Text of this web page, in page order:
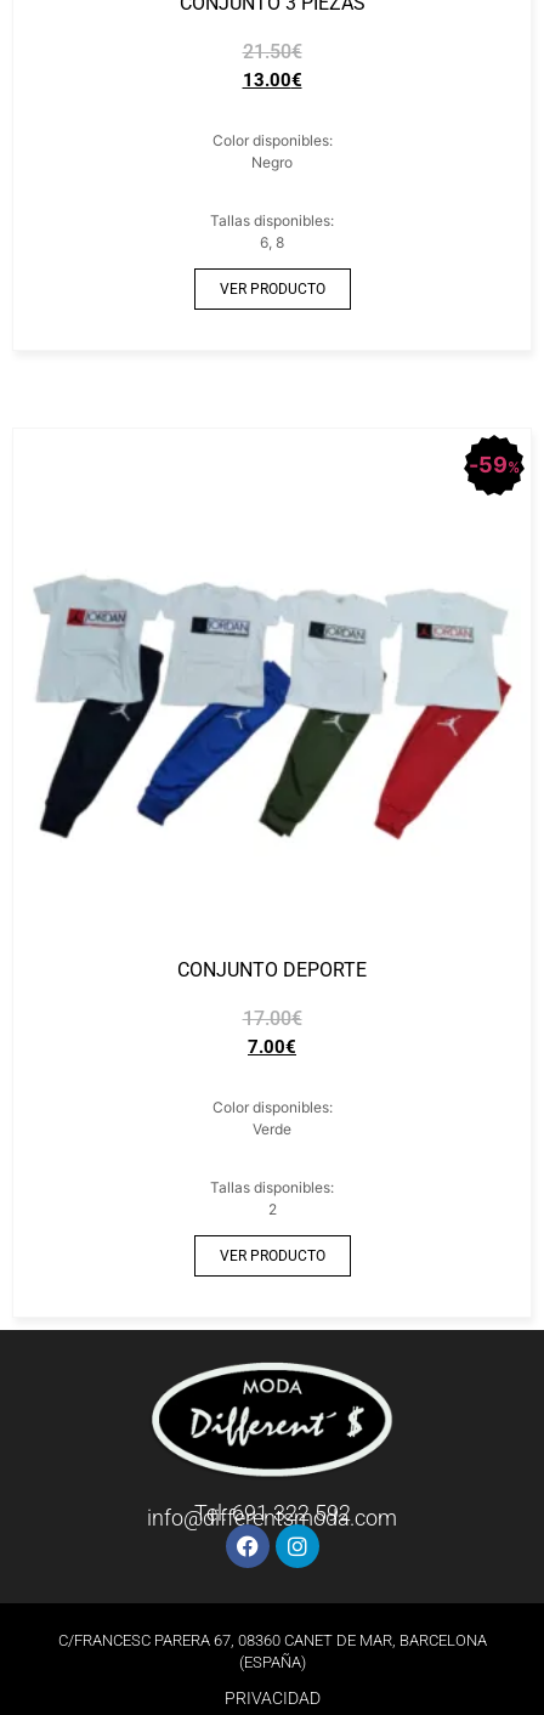
21.50€
13.00€
Color disponibles:
Negro
Tallas disponibles:
6, 8
VER PRODUCTO
59%
CONJUNTO DEPORTE
17.00€
7.00€
Color disponibles:
Verde
Tallas disponibles:
2
VER PRODUCTO
Tel: 691 322 592
info@differentsmoda.com
C/FRANCESC PARERA 67, 08360 CANET DE MAR, BARCELONA
(ESPAÑA)
PRIVACIDAD